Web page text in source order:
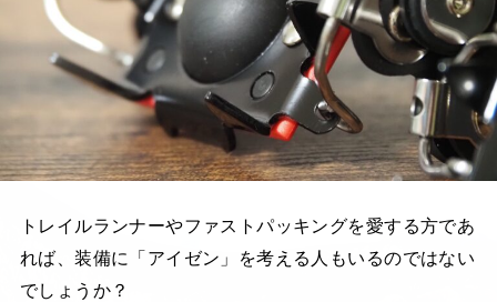
トレイルランナーやファストパッキングを愛する方であ
れば、装備に「アイゼン」を考える人もいるのではない
でしょうか？